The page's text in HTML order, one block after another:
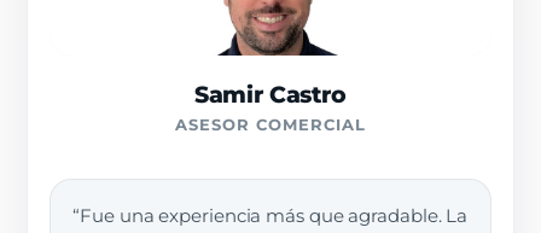
Samir Castro
ASESOR COMERCIAL
“Fue una experiencia más que agradable. La